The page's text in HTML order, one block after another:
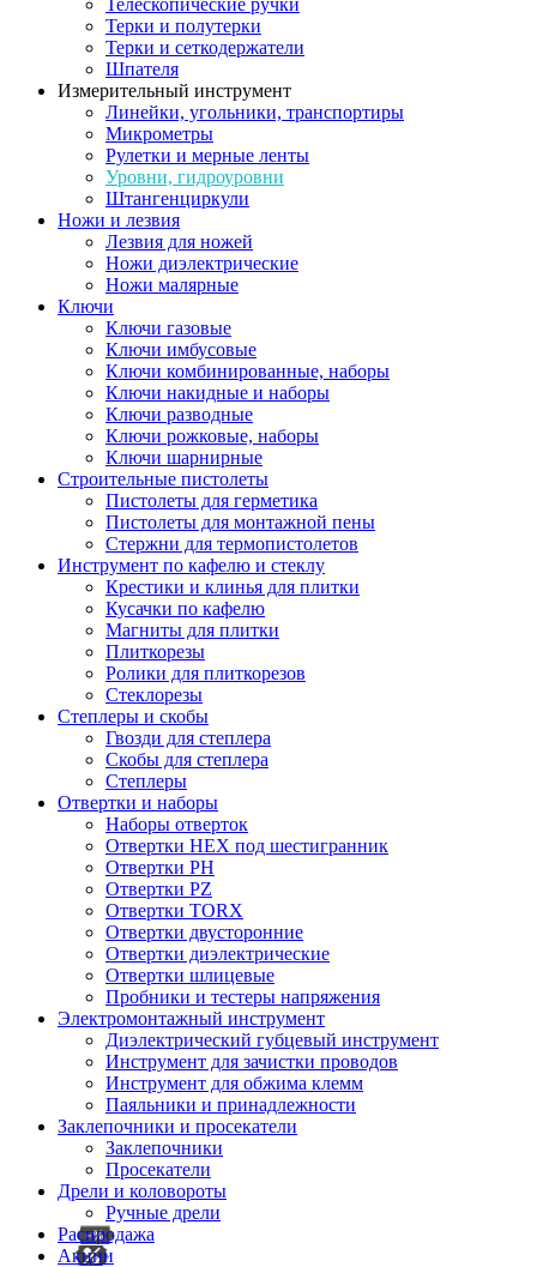
Телескопические ручки
Терки и полутерки
Терки и сеткодержатели
Шпателя
Измерительный инструмент
Линейки, угольники, транспортиры
Микрометры
Рулетки и мерные ленты
Уровни, гидроуровни
Штангенциркули
Ножи и лезвия
Лезвия для ножей
Ножи диэлектрические
Ножи малярные
Ключи
Ключи газовые
Ключи имбусовые
Ключи комбинированные, наборы
Ключи накидные и наборы
Ключи разводные
Ключи рожковые, наборы
Ключи шарнирные
Строительные пистолеты
Пистолеты для герметика
Пистолеты для монтажной пены
Стержни для термопистолетов
Инструмент по кафелю и стеклу
Крестики и клинья для плитки
Кусачки по кафелю
Магниты для плитки
Плиткорезы
Ролики для плиткорезов
Стеклорезы
Степлеры и скобы
Гвозди для степлера
Скобы для степлера
Степлеры
Отвертки и наборы
Наборы отверток
Отвертки HEX под шестигранник
Отвертки PH
Отвертки PZ
Отвертки TORX
Отвертки двусторонние
Отвертки диэлектрические
Отвертки шлицевые
Пробники и тестеры напряжения
Электромонтажный инструмент
Диэлектрический губцевый инструмент
Инструмент для зачистки проводов
Инструмент для обжима клемм
Паяльники и принадлежности
Заклепочники и просекатели
Заклепочники
Просекатели
Дрели и коловороты
Ручные дрели
Распродажа
Акции